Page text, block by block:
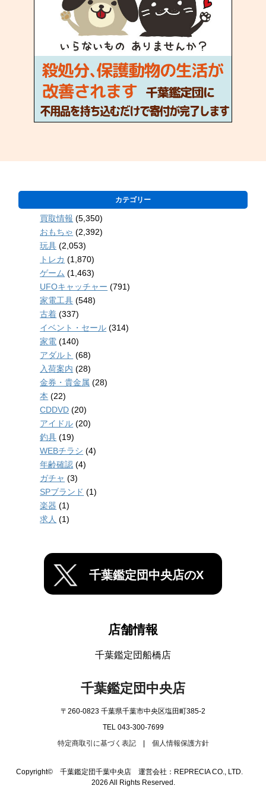
カテゴリー
買取情報 (5,350)
おもちゃ (2,392)
玩具 (2,053)
トレカ (1,870)
ゲーム (1,463)
UFOキャッチャー (791)
家電工具 (548)
古着 (337)
イベント・セール (314)
家電 (140)
アダルト (68)
入荷案内 (28)
金券・貴金属 (28)
本 (22)
CDDVD (20)
アイドル (20)
釣具 (19)
WEBチラシ (4)
年齢確認 (4)
ガチャ (3)
SPブランド (1)
楽器 (1)
求人 (1)
千葉鑑定団中央店のX
店舗情報
千葉鑑定団船橋店
千葉鑑定団中央店
〒260-0823 千葉県千葉市中央区塩田町385-2
TEL 043-300-7699
特定商取引に基づく表記| 個人情報保護方針
Copyright© 千葉鑑定団千葉中央店 運営会社：REPRECIA CO., LTD.
2026 All Rights Reserved.